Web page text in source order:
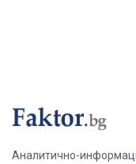
Аналитично-